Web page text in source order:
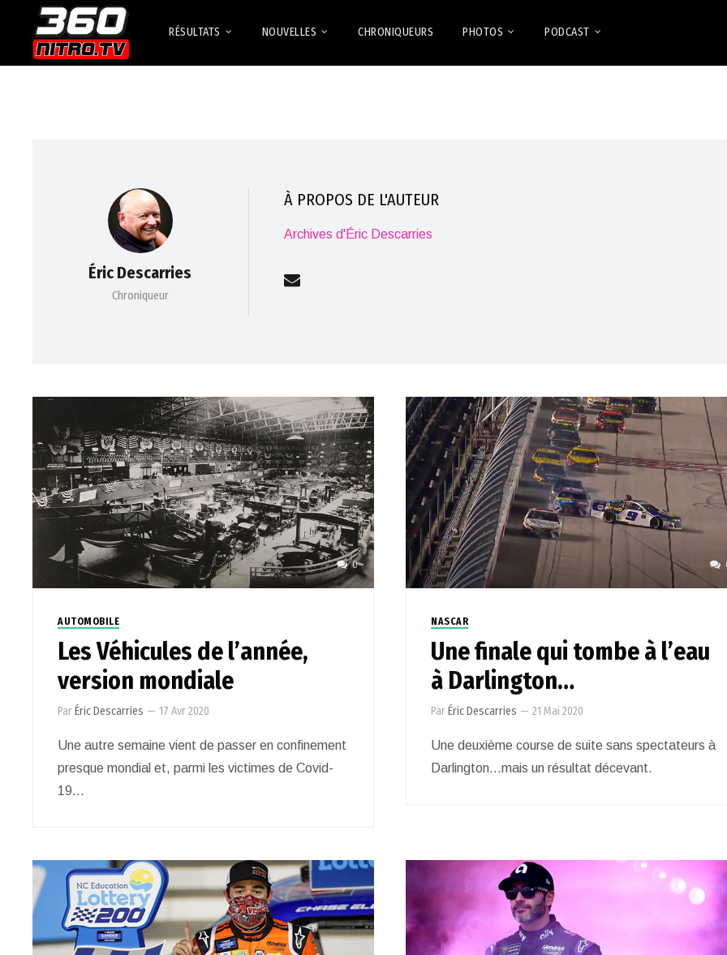
RÉSULTATS NOUVELLES CHRONIQUEURS PHOTOS PODCAST
Éric Descarries
Chroniqueur
À PROPOS DE L'AUTEUR
Archives d'Éric Descarries
0
AUTOMOBILE
Les Véhicules de l’année,
version mondiale
ParÉric Descarries — 17 Avr 2020
Une autre semaine vient de passer en confinement
presque mondial et, parmi les victimes de Covid-
19…
NASCAR
Une finale qui tombe à l’eau
à Darlington…
ParÉric Descarries — 21 Mai 2020
Une deuxième course de suite sans spectateurs à
Darlington…mais un résultat décevant.